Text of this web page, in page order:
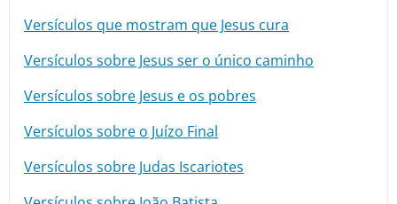
Versículos que mostram que Jesus cura
Versículos sobre Jesus ser o único caminho
Versículos sobre Jesus e os pobres
Versículos sobre o Juízo Final
Versículos sobre Judas Iscariotes